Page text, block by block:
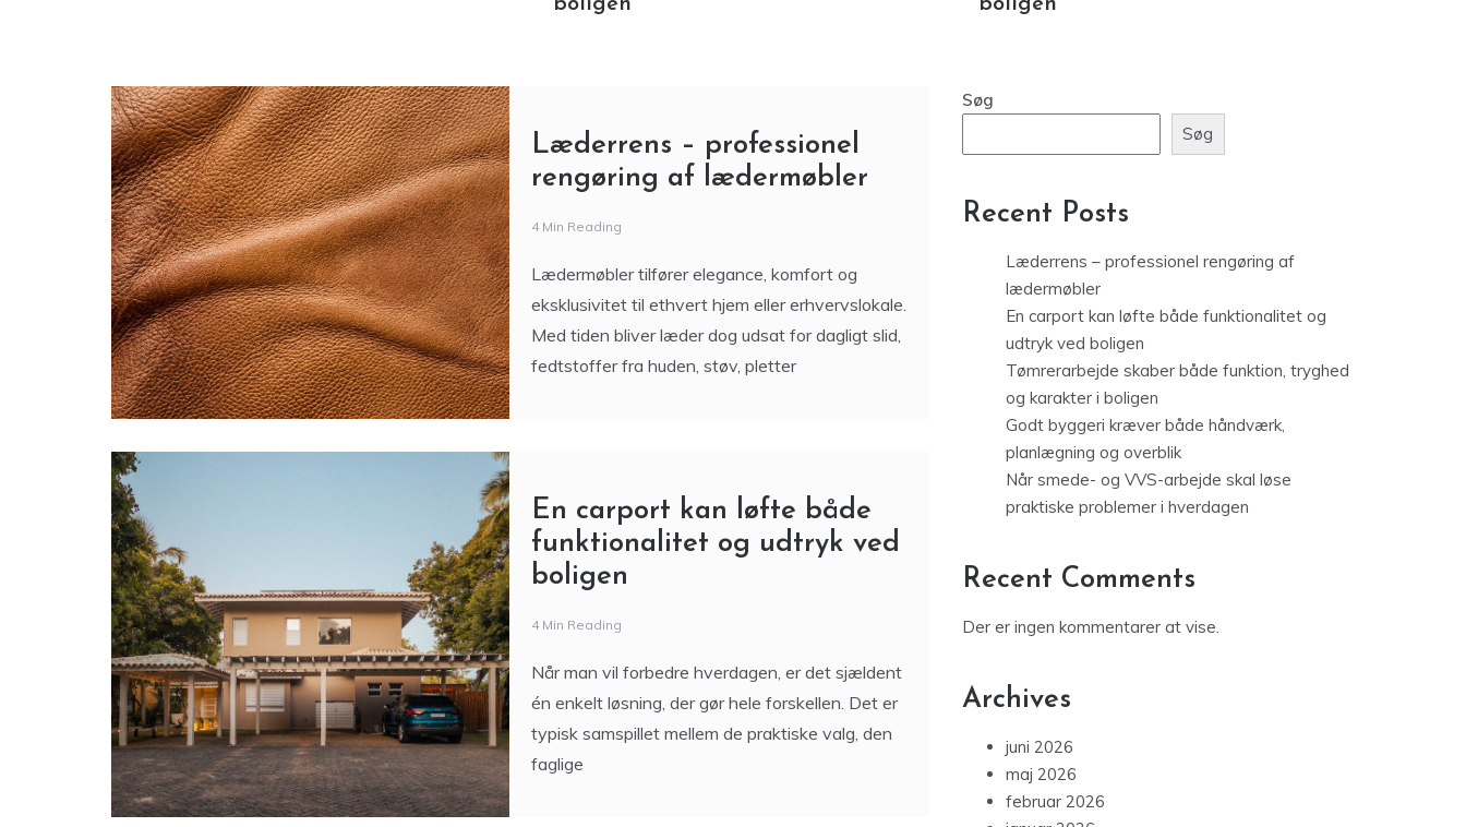
Læderrens – professionel
rengøring af lædermøbler
eksklusivitet til ethvert hjem eller erhvervslokale.
Med tiden bliver læder dog udsat for dagligt slid,
fedtstoffer fra huden, støv, pletter
En carport kan løfte både
funktionalitet og udtryk ved
boligen
én enkelt løsning, der gør hele forskellen. Det er
typisk samspillet mellem de praktiske valg, den
faglige
Søg
Recent Posts
lædermøbler
En carport kan løfte både funktionalitet og
udtryk ved boligen
Tømrerarbejde skaber både funktion, tryghed
og karakter i boligen
Godt byggeri kræver både håndværk,
planlægning og overblik
Når smede- og VVS-arbejde skal løse
praktiske problemer i hverdagen
Recent Comments
Archives
maj 2026
februar 2026
januar 2026